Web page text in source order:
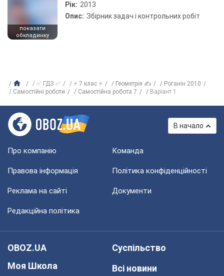
показати
обкладинку
Рік: 2013
Опис: Збірник задач і контрольних робіт
✅ ГДЗ ✅ ⚡ 7 клас ⚡ Геометрія ✍
Роганін 2010
Самостійні роботи
Самостійна робота 7 Варіант 1
В начало
Про компанію Команда
Правова інформація Політика конфіденційності
Реклама на сайті Документи
Редакційна політика
OBOZ.UA
Моя Школа
Суспільство
Всі новини